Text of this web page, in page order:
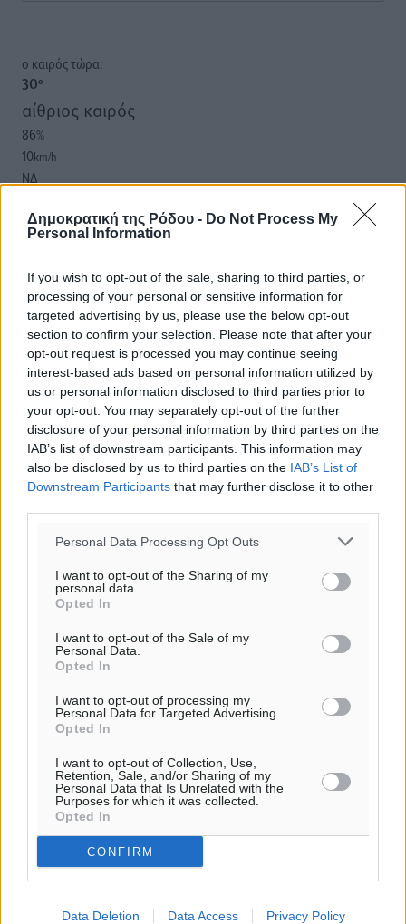
Δημοκρατική της Ρόδου - Do Not Process My
Personal Information
If you wish to opt-out of the sale, sharing to third parties, or
processing of your personal or sensitive information for
targeted advertising by us, please use the below opt-out
section to confirm your selection. Please note that after your
opt-out request is processed you may continue seeing
interest-based ads based on personal information utilized by
us or personal information disclosed to third parties prior to
your opt-out. You may separately opt-out of the further
disclosure of your personal information by third parties on the
IAB’s list of downstream participants. This information may
also be disclosed by us to third parties on the IAB’s List of
Downstream Participants that may further disclose it to other
Personal Data Processing Opt Outs
I want to opt-out of the Sharing of my
personal data.
Opted In
I want to opt-out of the Sale of my
Personal Data.
Opted In
I want to opt-out of processing my
Personal Data for Targeted Advertising.
Opted In
I want to opt-out of Collection, Use,
Retention, Sale, and/or Sharing of my
Personal Data that Is Unrelated with the
Purposes for which it was collected.
Opted In
CONFIRM
Data Deletion Data Access Privacy Policy
o καιρός τώρα:
30°
αίθριος καιρός
86%
10km/h
ΝΔ
06:18
20:06
31
ΚΥ
29°
ΔΕ
30°
ΤΡ
29°
ΤΕ